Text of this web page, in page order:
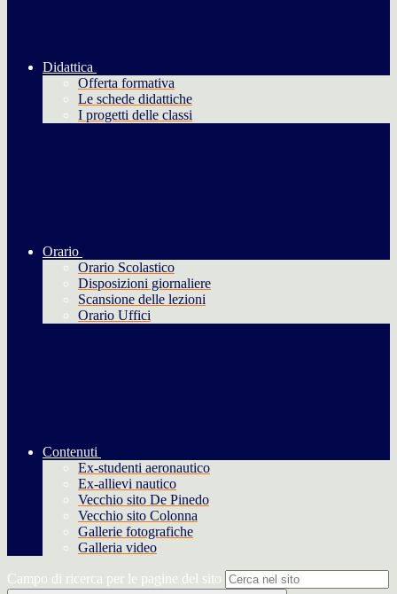
Didattica
Offerta formativa
Le schede didattiche
I progetti delle classi
Orario
Orario Scolastico
Disposizioni giornaliere
Scansione delle lezioni
Orario Uffici
Contenuti
Ex-studenti aeronautico
Ex-allievi nautico
Vecchio sito De Pinedo
Vecchio sito Colonna
Gallerie fotografiche
Galleria video
Campo di ricerca per le pagine del sito